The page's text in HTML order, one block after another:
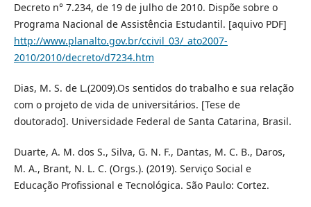
Decreto n° 7.234, de 19 de julho de 2010. Dispõe sobre o
Programa Nacional de Assistência Estudantil. [aquivo PDF]
http://www.planalto.gov.br/ccivil_03/_ato2007-
2010/2010/decreto/d7234.htm
Dias, M. S. de L.(2009).Os sentidos do trabalho e sua relação
com o projeto de vida de universitários. [Tese de
doutorado]. Universidade Federal de Santa Catarina, Brasil.
Duarte, A. M. dos S., Silva, G. N. F., Dantas, M. C. B., Daros,
M. A., Brant, N. L. C. (Orgs.). (2019). Serviço Social e
Educação Profissional e Tecnológica. São Paulo: Cortez.